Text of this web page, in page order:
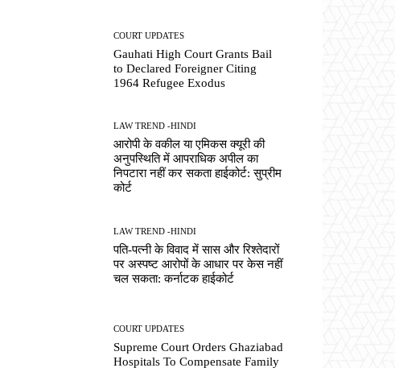
COURT UPDATES
Gauhati High Court Grants Bail
to Declared Foreigner Citing
1964 Refugee Exodus
LAW TREND -HINDI
आरोपी के वकील या एमिकस क्यूरी की
अनुपस्थिति में आपराधिक अपील का
निपटारा नहीं कर सकता हाईकोर्ट: सुप्रीम
कोर्ट
LAW TREND -HINDI
पति-पत्नी के विवाद में सास और रिश्तेदारों
पर अस्पष्ट आरोपों के आधार पर केस नहीं
चल सकता: कर्नाटक हाईकोर्ट
COURT UPDATES
Supreme Court Orders Ghaziabad
Hospitals To Compensate Family